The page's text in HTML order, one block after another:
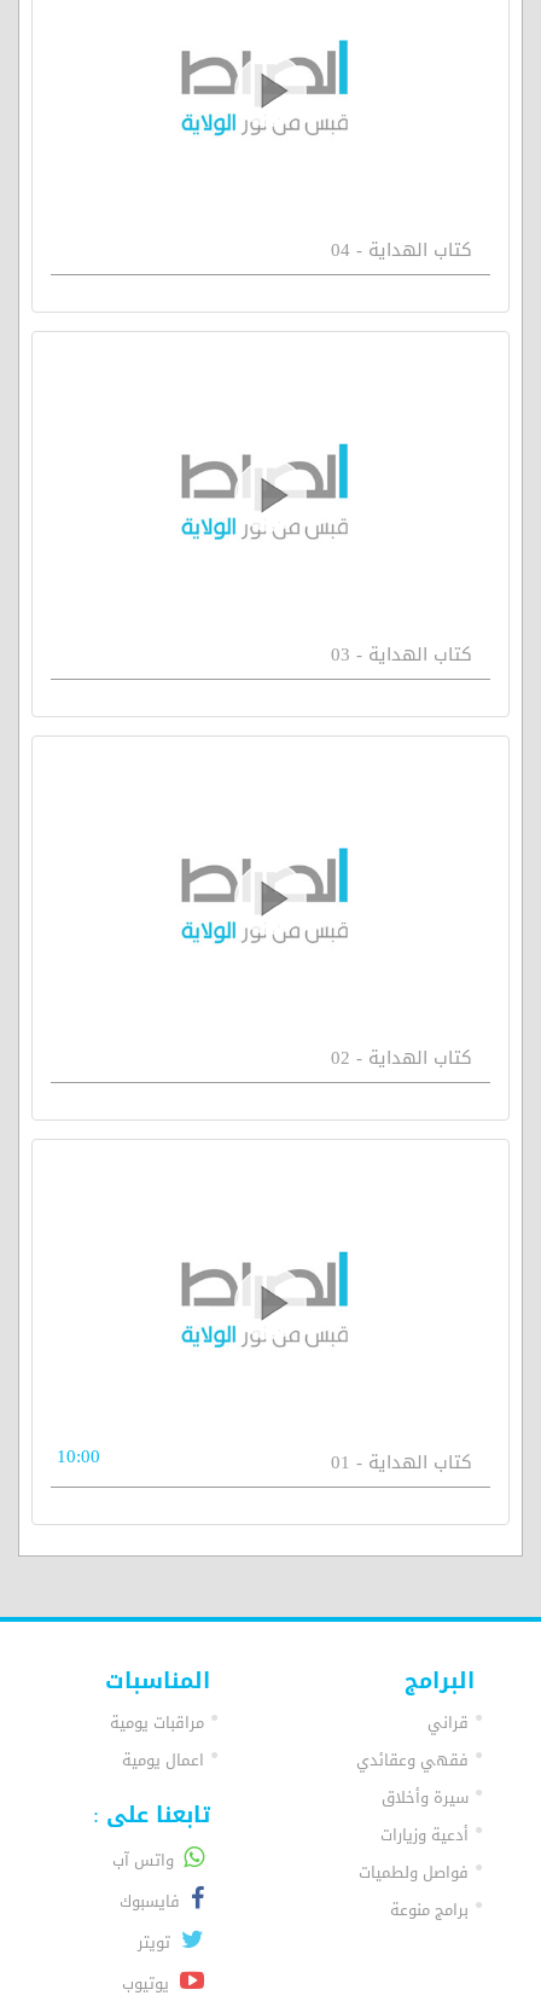
كتاب الهداية - 04
كتاب الهداية - 03
كتاب الهداية - 02
كتاب الهداية - 01 10:00
البرامج
قراني
فقهي وعقائدي
سيرة وأخلاق
أدعية وزيارات
فواصل ولطميات
برامج منوعة
المناسبات
مراقبات يومية
اعمال يومية
تابعنا على :
واتس آب
فايسبوك
تويتر
يوتيوب